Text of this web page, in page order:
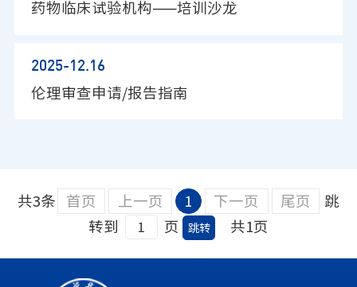
药物临床试验机构——培训沙龙
2025-12.16
伦理审查申请/报告指南
共3条 首页 上一页 1 下一页 尾页
跳
转到
页 共1页